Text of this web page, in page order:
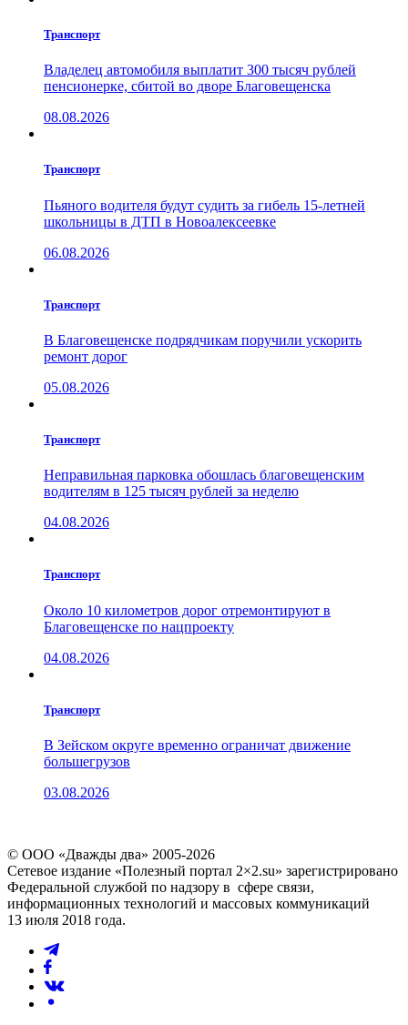
Транспорт
Владелец автомобиля выплатит 300 тысяч рублей
пенсионерке, сбитой во дворе Благовещенска
08.08.2026
Транспорт
Пьяного водителя будут судить за гибель 15-летней
школьницы в ДТП в Новоалексеевке
06.08.2026
Транспорт
В Благовещенске подрядчикам поручили ускорить
ремонт дорог
05.08.2026
Транспорт
Неправильная парковка обошлась благовещенским
водителям в 125 тысяч рублей за неделю
04.08.2026
Транспорт
Около 10 километров дорог отремонтируют в
Благовещенске по нацпроекту
04.08.2026
Транспорт
В Зейском округе временно ограничат движение
большегрузов
03.08.2026
© ООО «Дважды два» 2005-2026
Сетевое издание «Полезный портал 2×2.su» зарегистрировано
Федеральной службой по надзору в сфере связи,
информационных технологий и массовых коммуникаций
13 июля 2018 года.